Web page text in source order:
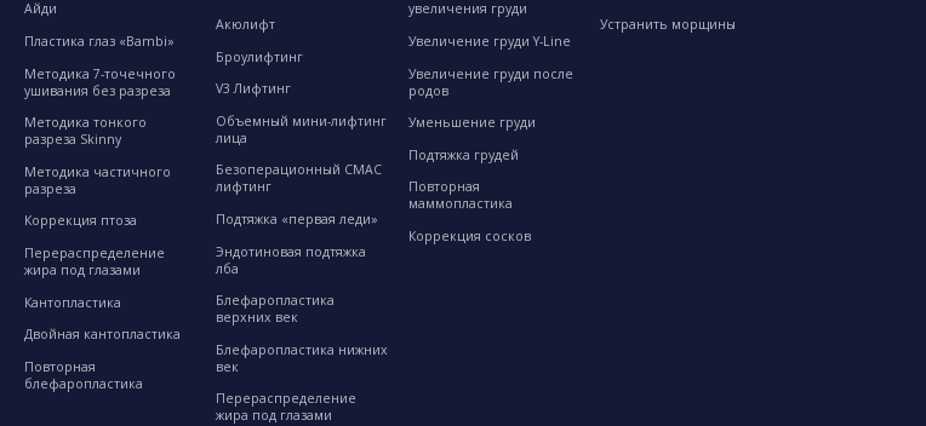
Айди
Пластика глаз «Bambi»
Методика 7-точечного
ушивания без разреза
Методика тонкого
разреза Skinny
Методика частичного
разреза
Коррекция птоза
Перераспределение
жира под глазами
Кантопластика
Двойная кантопластика
Повторная
блефаропластика
Акюлифт
Броулифтинг
V3 Лифтинг
Объемный мини-лифтинг
лица
Безоперационный СМАС
лифтинг
Подтяжка «первая леди»
Эндотиновая подтяжка
лба
Блефаропластика
верхних век
Блефаропластика нижних
век
Перераспределение
жира под глазами
увеличения груди
Увеличение груди Y-Line
Увеличение груди после
родов
Уменьшение груди
Подтяжка грудей
Повторная
маммопластика
Коррекция сосков
Устранить морщины